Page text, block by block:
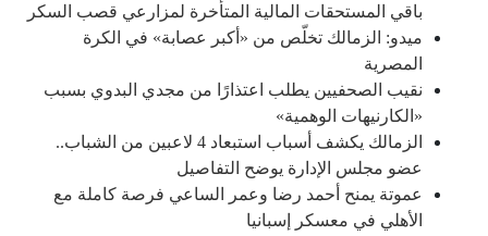
باقي المستحقات المالية المتأخرة لمزارعي قصب السكر
ميدو: الزمالك تخلّص من «أكبر عصابة» في الكرة
المصرية
نقيب الصحفيين يطلب اعتذارًا من مجدي البدوي بسبب
«الكارنيهات الوهمية»
الزمالك يكشف أسباب استبعاد 4 لاعبين من الشباب..
عضو مجلس الإدارة يوضح التفاصيل
عموتة يمنح أحمد رضا وعمر الساعي فرصة كاملة مع
الأهلي في معسكر إسبانيا